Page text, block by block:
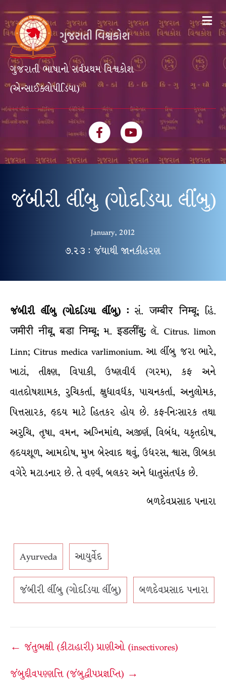
ગુજરાતી ભાષાનો સર્વપ્રથમ વિશ્વકોશ
(એન્સાઈક્લોપીડિયા)
FacebookYoutube
જંબીરી લીંબુ (ગોદડિયા લીંબુ)
January, 2012
૭.૨૩ : જંઘાથી જાનકીહરણ
જંબીરી લીંબુ (ગોદડિયા લીંબુ) : સં. जम्बीर निम्बू; હિં.
जमीरी नीबू, बडा निम्बू; મ. इडलींबु; લૅ. Citrus. limon
Linn; Citrus medica varlimonium. આ લીંબુ જરા ભારે,
ખાટાં, તીક્ષ્ણ, વિપાકી, ઉષ્ણવીર્ય (ગરમ), કફ અને
વાતદોષશામક, રુચિકર્તા, ક્ષુધાવર્ધક, પાચનકર્તા, અનુલોમક,
પિત્તસારક, હૃદય માટે હિતકર હોય છે. કફ-નિ:સારક તથા
અરુચિ, તૃષા, વમન, અગ્નિમાંદ્ય, અજીર્ણ, વિબંધ, યકૃતદોષ,
હૃદયશૂળ, આમદોષ, મુખ બેસ્વાદ થવું, ઉધરસ, શ્વાસ, ઊબકા
વગેરે મટાડનાર છે. તે વર્ણ્ય, બલકર અને ધાતુસંતર્પક છે.
બળદેવપ્રસાદ પનારા
Ayurveda આયુર્વેદ
જંબીરી લીંબુ (ગોદડિયા લીંબુ) બળદેવપ્રસાદ પનારા
Post
navigation
← જંતુભક્ષી (કીટાહારી) પ્રાણીઓ (insectivores)
જંબુદ્દીવપણ્ણત્તિ (જંબુદ્વીપપ્રજ્ઞપ્તિ) →